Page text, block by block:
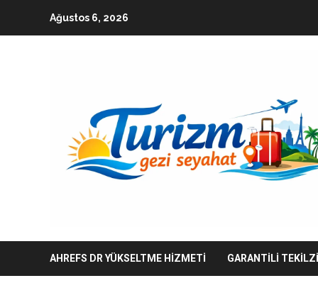
Ağustos 6, 2026
AHREFS DR YÜKSELTME HIZMETI GARANTILI